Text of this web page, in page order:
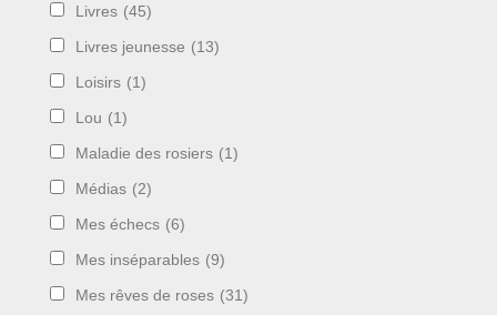
Livres (45)
Livres jeunesse (13)
Loisirs (1)
Lou (1)
Maladie des rosiers (1)
Médias (2)
Mes échecs (6)
Mes inséparables (9)
Mes rêves de roses (31)